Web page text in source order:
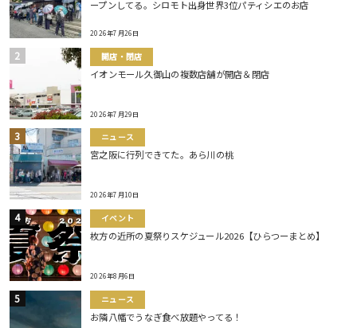
ープンしてる。シロモト出身世界3位パティシエのお店
2026年7月26日
開店・閉店
イオンモール久御山の複数店舗が開店＆閉店
2026年7月29日
ニュース
宮之阪に行列できてた。あら川の桃
2026年7月10日
イベント
枚方の近所の夏祭りスケジュール2026【ひらつーまとめ】
2026年8月6日
ニュース
お隣八幡でうなぎ食べ放題やってる！